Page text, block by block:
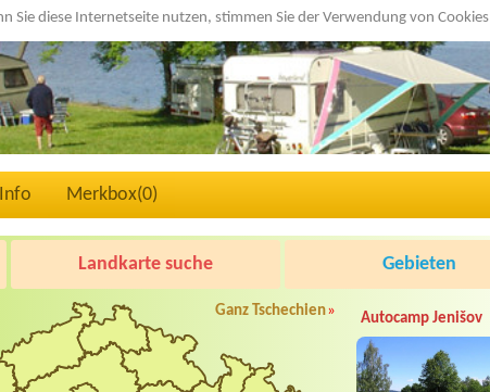
Sie diese Internetseite nutzen, stimmen Sie der Verwendung von Cookies
Info Merkbox(0)
Landkarte suche Gebieten
Ganz Tschechien» Autocamp Jenišov